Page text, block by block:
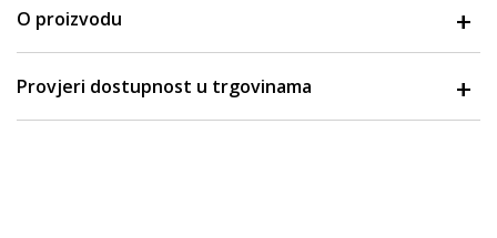
O proizvodu
Provjeri dostupnost u trgovinama